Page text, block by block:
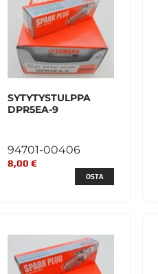
SYTYTYSTULPPA
DPR5EA-9
94701-00406
8,00 €
OSTA